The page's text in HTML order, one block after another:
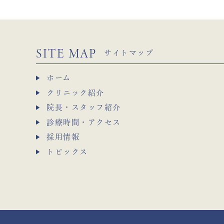
SITE MAP サイトマップ
ホーム
クリニック紹介
院長・スタッフ紹介
診療時間・アクセス
採用情報
トピックス